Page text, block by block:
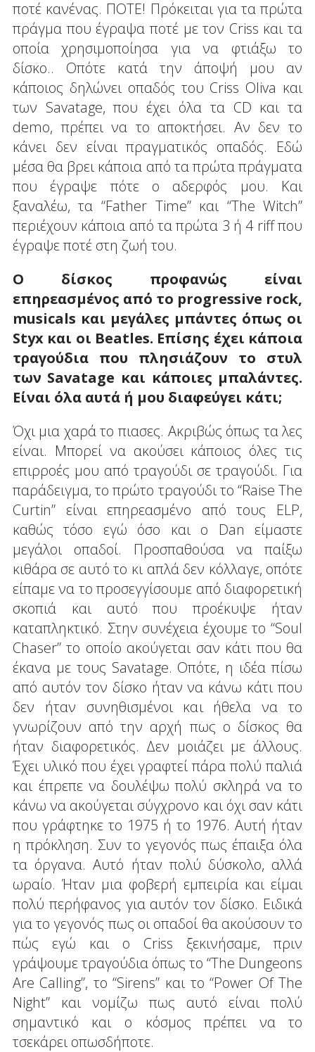
ποτέ κανένας. ΠΟΤΕ! Πρόκειται για τα πρώτα
πράγμα που έγραψα ποτέ με τον Criss και τα
οποία χρησιμοποίησα για να φτιάξω το
δίσκο.. Οπότε κατά την άποψή μου αν
κάποιος δηλώνει οπαδός του Criss Oliva και
των Savatage, που έχει όλα τα CD και τα
demo, πρέπει να το αποκτήσει. Αν δεν το
κάνει δεν είναι πραγματικός οπαδός. Εδώ
μέσα θα βρει κάποια από τα πρώτα πράγματα
που έγραψε πότε ο αδερφός μου. Και
ξαναλέω, τα “Father Time” και “The Witch”
περιέχουν κάποια από τα πρώτα 3 ή 4 riff που
έγραψε ποτέ στη ζωή του.
Ο δίσκος προφανώς είναι
επηρεασμένος από το progressive rock,
musicals και μεγάλες μπάντες όπως οι
Styx και οι Beatles. Επίσης έχει κάποια
τραγούδια που πλησιάζουν το στυλ
των Savatage και κάποιες μπαλάντες.
Είναι όλα αυτά ή μου διαφεύγει κάτι;
Όχι μια χαρά το πιασες. Ακριβώς όπως τα λες
είναι. Μπορεί να ακούσει κάποιος όλες τις
επιρροές μου από τραγούδι σε τραγούδι. Για
παράδειγμα, το πρώτο τραγούδι το “Raise The
Curtin” είναι επηρεασμένο από τους ELP,
καθώς τόσο εγώ όσο και ο Dan είμαστε
μεγάλοι οπαδοί. Προσπαθούσα να παίξω
κιθάρα σε αυτό το κι απλά δεν κόλλαγε, οπότε
είπαμε να το προσεγγίσουμε από διαφορετική
σκοπιά και αυτό που προέκυψε ήταν
καταπληκτικό. Στην συνέχεια έχουμε το “Soul
Chaser” το οποίο ακούγεται σαν κάτι που θα
έκανα με τους Savatage. Οπότε, η ιδέα πίσω
από αυτόν τον δίσκο ήταν να κάνω κάτι που
δεν ήταν συνηθισμένοι και ήθελα να το
γνωρίζουν από την αρχή πως ο δίσκος θα
ήταν διαφορετικός. Δεν μοιάζει με άλλους.
Έχει υλικό που έχει γραφτεί πάρα πολύ παλιά
και έπρεπε να δουλέψω πολύ σκληρά να το
κάνω να ακούγεται σύγχρονο και όχι σαν κάτι
που γράφτηκε το 1975 ή το 1976. Αυτή ήταν
η πρόκληση. Συν το γεγονός πως έπαιξα όλα
τα όργανα. Αυτό ήταν πολύ δύσκολο, αλλά
ωραίο. Ήταν μια φοβερή εμπειρία και είμαι
πολύ περήφανος για αυτόν τον δίσκο. Ειδικά
για το γεγονός πως οι οπαδοί θα ακούσουν το
πώς εγώ και ο Criss ξεκινήσαμε, πριν
γράψουμε τραγούδια όπως το “The Dungeons
Are Calling”, το “Sirens” και το “Power Of The
Night” και νομίζω πως αυτό είναι πολύ
σημαντικό και ο κόσμος πρέπει να το
τσεκάρει οπωσδήποτε.